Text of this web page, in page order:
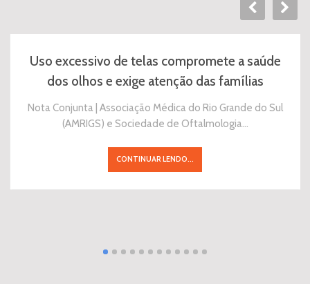
Uso excessivo de telas compromete a saúde
dos olhos e exige atenção das famílias
Nota Conjunta | Associação Médica do Rio Grande do Sul
(AMRIGS) e Sociedade de Oftalmologia…
CONTINUAR LENDO...